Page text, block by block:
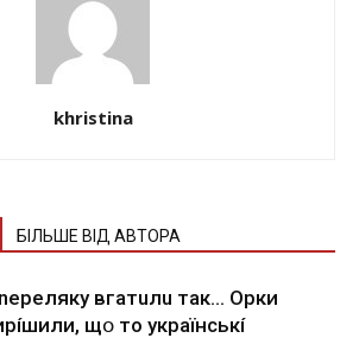
khristina
БІЛЬШЕ ВІД АВТОРА
вгaтuлu тaк… Opки
щօ тo yкpaїнcькí